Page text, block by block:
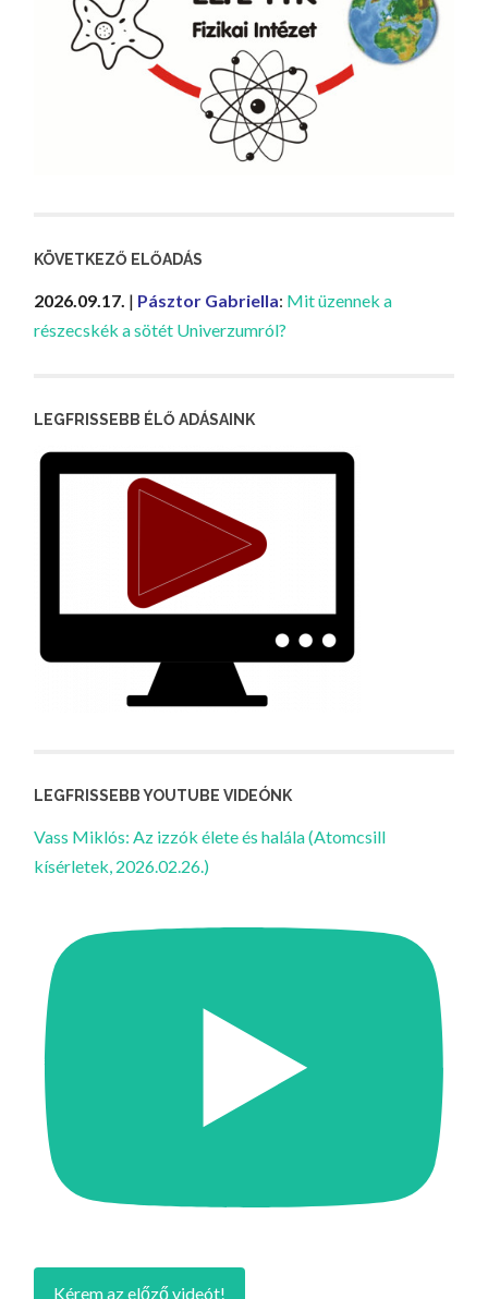
KÖVETKEZŐ ELŐADÁS
2026.09.17. | Pásztor Gabriella: Mit üzennek a
részecskék a sötét Univerzumról?
LEGFRISSEBB ÉLŐ ADÁSAINK
LEGFRISSEBB YOUTUBE VIDEÓNK
Vass Miklós: Az izzók élete és halála (Atomcsill
kísérletek, 2026.02.26.)
Kérem az előző videót!